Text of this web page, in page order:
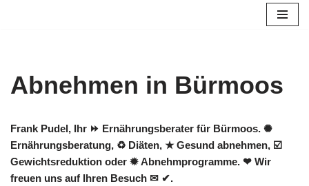
Abnehmen in Bürmoos
Frank Pudel, Ihr ⏩ Ernährungsberater für Bürmoos. ✺
Ernährungsberatung, ♻ Diäten, ★ Gesund abnehmen, ☑️
Gewichtsreduktion oder ✹ Abnehmprogramme. ❤ Wir
freuen uns auf Ihren Besuch ✉ ✔.